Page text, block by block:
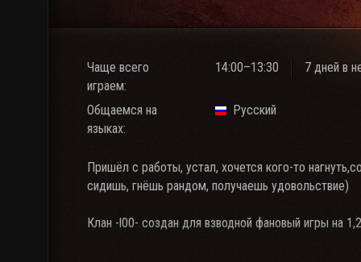
Чаще всего
играем:
14:00–13:30 7 дней в
Общаемся на
языках:
Русский
Пришёл с работы, устал, хочется кого-то
сидишь, гнёшь рандом, получаешь удовольствие)
Клан -l00- создан для взводной фановый игры на